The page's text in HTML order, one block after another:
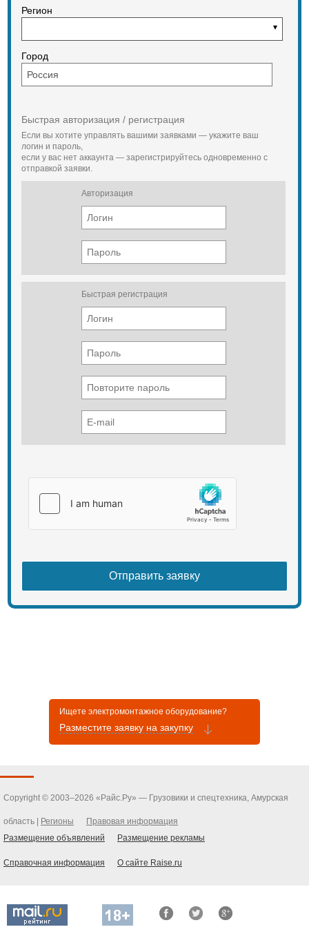
Регион
Город
Быстрая авторизация / регистрация
Если вы хотите управлять вашими заявками — укажите ваш
логин и пароль,
если у вас нет аккаунта — зарегистрируйтесь одновременно с
отправкой заявки.
Авторизация
Быстрая регистрация
Ищете электромонтажное оборудование?
Разместите заявку на закупку
Copyright © 2003–2026 «Райс.Ру» — Грузовики и спецтехника, Амурская
область | Регионы
Правовая информация
Размещение объявлений
Размещение рекламы
Справочная информация О сайте Raise.ru